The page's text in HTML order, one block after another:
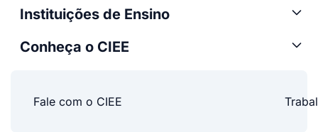
Instituições de Ensino
Conheça o CIEE
Fale com o CIEE